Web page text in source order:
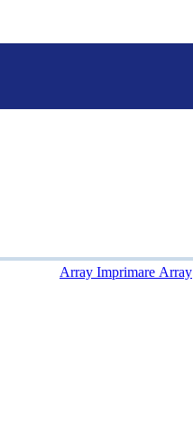
Array Imprimare Array